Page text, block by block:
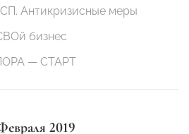
Антикризисные меры
бизнес
— СТАРТ
2019